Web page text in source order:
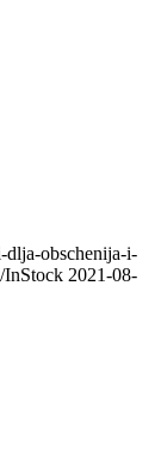
dlja-obschenija-i-
InStock 2021-08-